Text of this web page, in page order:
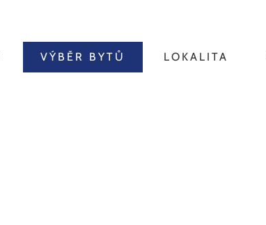
VÝBĚR BYTŮ LOKALITA